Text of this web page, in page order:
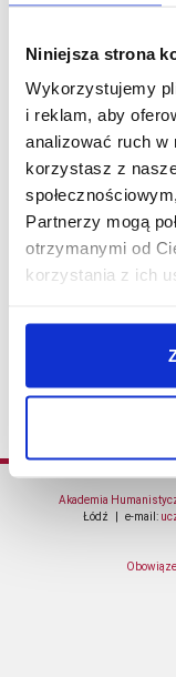
Niniejsza strona
Wykorzystujemy
i reklam, aby
analizować ruch w
korzystasz z
Partnerzy mogą
otrzymanymi od
korzystania z ich
Wyszukaj
Tryb:
Pokaż inne
Kierunek:
System
Dla wybranych
Studia
Akademia
Łódź | e-mail: